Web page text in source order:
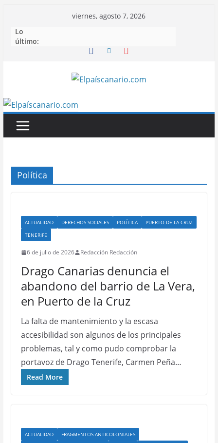
contenido
viernes, agosto 7, 2026
Lo
último:
Política
ACTUALIDAD DERECHOS SOCIALES POLÍTICA
PUERTO DE LA CRUZ
TENERIFE
6 de julio de 2026 Redacción Redacción
Drago Canarias denuncia el
abandono del barrio de La Vera,
en Puerto de la Cruz
La falta de mantenimiento y la escasa
accesibilidad son algunos de los principales
problemas, tal y como pudo comprobar la
portavoz de Drago Tenerife, Carmen Peña…
Read More
ACTUALIDAD
FRAGMENTOS ANTICOLONIALES